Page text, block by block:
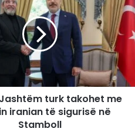
turk takohet me
iranian të sigurisë në
Stamboll